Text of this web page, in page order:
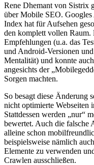
Rene Dhemant von Sistrix
über Mobile SEO.
Index hat für Aufsehen
den komplett vollen Raum.
Empfehlungen (u.a. das
und Android-Versionen
Mentalität) und konnte
angesichts der
Sorgen machten.
So besagt diese Änderung
nicht optimierte Webseiten
Stattdessen werden „nur“
bewertet. Auch die falsche
alleine schon
beispielsweise nämlich
Elemente zu verwenden
Crawlen ausschließen.